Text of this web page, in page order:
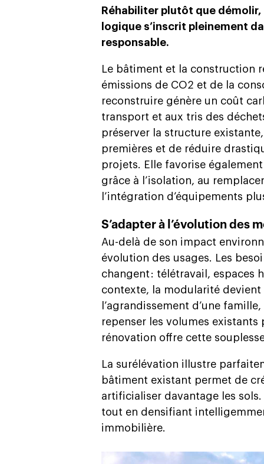
Réhabiliter plutôt que
logique s’inscrit pleinement
responsable.
Le bâtiment et la construction
émissions de CO2 et de la
reconstruire génère un coût
transport et aux tris des
préserver la structure
premières et de réduire
projets. Elle favorise
grâce à l’isolation, au
l’intégration d’équipements
S’adapter à l’évolution des
Au-delà de son impact
évolution des usages. Les
changent : télétravail, espaces
contexte, la modularité
l’agrandissement d’une
repenser les volumes
rénovation offre cette
La surélévation illustre
bâtiment existant permet de
artificialiser davantage les
tout en densifiant
immobilière.